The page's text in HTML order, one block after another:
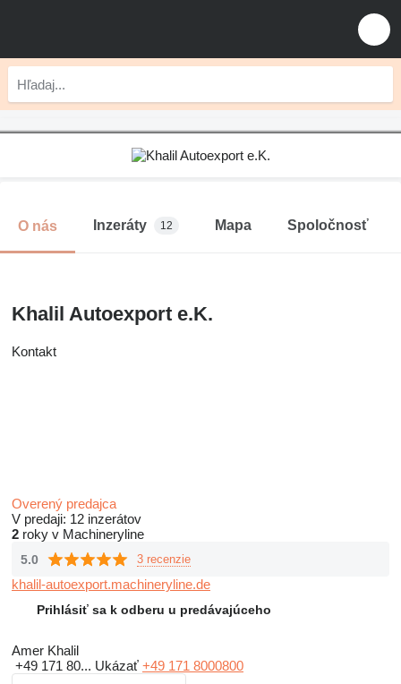
O nás Inzeráty 12 Mapa Spoločnosť
Khalil Autoexport e.K.
Kontakt
Overený predajca
V predaji: 12 inzerátov
2 roky v Machineryline
5.0 3 recenzie
khalil-autoexport.machineryline.de
Prihlásiť sa k odberu u predávajúceho
Amer Khalil
+49 171 80... Ukázať +49 171 8000800